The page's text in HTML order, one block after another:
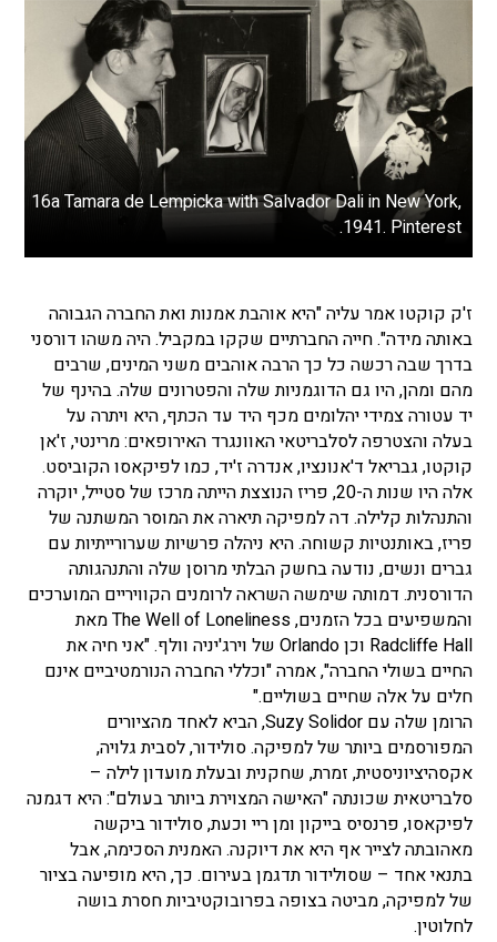
16a Tamara de Lempicka with Salvador Dali in New York,
1941. Pinterest.
ז'ק קוקטו אמר עליה "היא אוהבת אמנות ואת החברה הגבוהה
באותה מידה". חייה החברתיים שקקו במקביל. היה משהו דורסני
בדרך שבה רכשה כל כך הרבה אוהבים משני המינים, שרבים
מהם ומהן, היו גם הדוגמניות שלה והפטרונים שלה. בהינף של
יד עטורה צמידי יהלומים מכף היד עד הכתף, היא ויתרה על
בעלה והצטרפה לסלבריטאי האוונגרד האירופאים: מרינטי, ז'אן
קוקטו, גבריאל ד'אנונציו, אנדרה ז'יד, כמו לפיקאסו הקוביסט.
אלה היו שנות ה-20, פריז הנוצצת הייתה מרכז של סטייל, יוקרה
והתנהלות קלילה. דה למפיקה תיארה את המוסר המשתנה של
פריז, באותנטיות קשוחה. היא ניהלה פרשיות שערורייתיות עם
גברים ונשים, נודעה בחשק הבלתי מרוסן שלה והתנהגותה
הדורסנית. דמותה שימשה השראה לרומנים הקוויריים המוערכים
והמשפיעים בכל הזמנים, The Well of Loneliness מאת
Radcliffe Hall וכן Orlando של וירג'יניה וולף. "אני חיה את
החיים בשולי החברה", אמרה "וכללי החברה הנורמטיביים אינם
חלים על אלה שחיים בשוליים."
הרומן שלה עם Suzy Solidor, הביא לאחד מהציורים
המפורסמים ביותר של למפיקה. סולידור, לסבית גלויה,
אקסהיציוניסטית, זמרת, שחקנית ובעלת מועדון לילה –
סלבריטאית שכונתה "האישה המצוירת ביותר בעולם": היא דגמנה
לפיקאסו, פרנסיס בייקון ומן ריי וכעת, סולידור ביקשה
מאהובתה לצייר אף היא את דיוקנה. האמנית הסכימה, אבל
בתנאי אחד – שסולידור תדגמן בעירום. כך, היא מופיעה בציור
של למפיקה, מביטה בצופה בפרובוקטיביות חסרת בושה
לחלוטין.